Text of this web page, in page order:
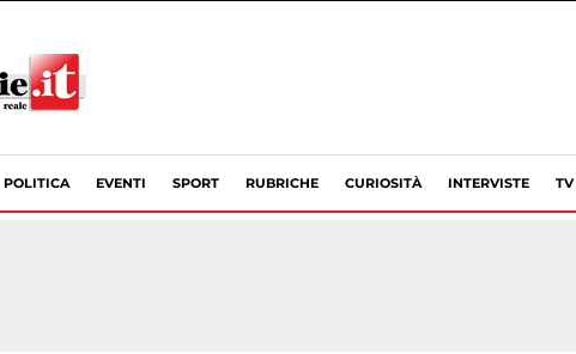
POLITICA EVENTI SPORT RUBRICHE CURIOSITÀ INTERVISTE TV